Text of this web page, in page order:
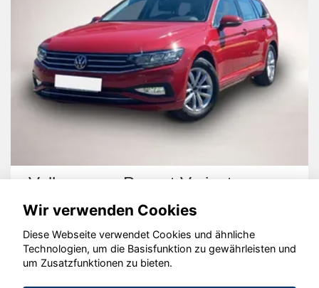
Hyundai TUCSON
© konjunkturmotor.de GmbH 2020 - 2026
Wir verwenden Cookies
Diese Webseite verwendet Cookies und ähnliche
Technologien, um die Basisfunktion zu gewährleisten und
um Zusatzfunktionen zu bieten.